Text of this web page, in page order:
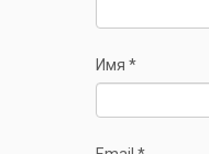
Имя *